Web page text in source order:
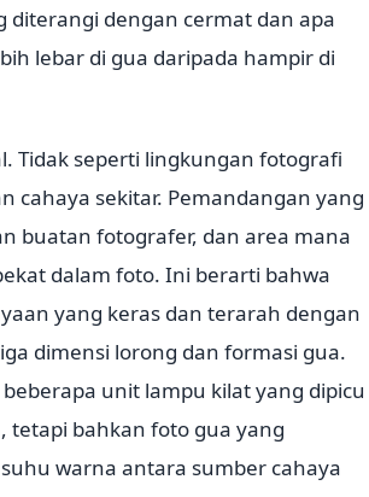
diterangi dengan cermat dan apa
lebar di gua daripada hampir di
Tidak seperti lingkungan fotografi
cahaya sekitar. Pemandangan yang
buatan fotografer, dan area mana
dalam foto. Ini berarti bahwa
yang keras dan terarah dengan
dimensi lorong dan formasi gua.
unit lampu kilat yang dipicu
tetapi bahkan foto gua yang
warna antara sumber cahaya